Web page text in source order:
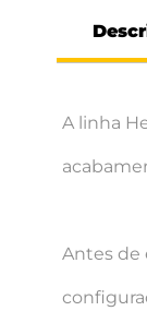
A linha
Antes de